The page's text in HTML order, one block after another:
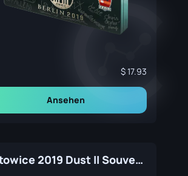
17.93
Ansehen
Katowice 2019 Dust II Souvenir Package